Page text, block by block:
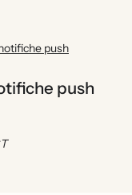
push
push